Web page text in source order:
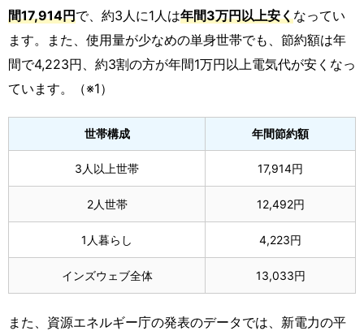
間17,914円で、約3人に1人は年間3万円以上安くなってい
ます。また、使用量が少なめの単身世帯でも、節約額は年
間で4,223円、約3割の方が年間1万円以上電気代が安くなっ
ています。（※1）
世帯構成 年間節約額
3人以上世帯 17,914円
2人世帯 12,492円
1人暮らし 4,223円
インズウェブ全体 13,033円
また、資源エネルギー庁の発表のデータでは、新電力の平